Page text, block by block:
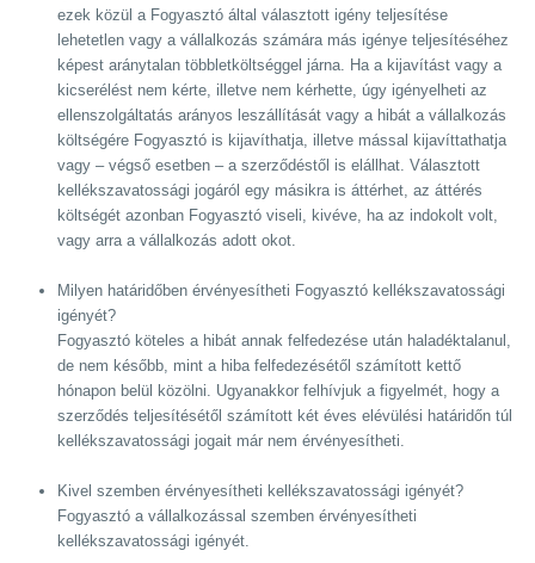
ezek közül a Fogyasztó által választott igény teljesítése
lehetetlen vagy a vállalkozás számára más igénye teljesítéséhez
képest aránytalan többletköltséggel járna. Ha a kijavítást vagy a
kicserélést nem kérte, illetve nem kérhette, úgy igényelheti az
ellenszolgáltatás arányos leszállítását vagy a hibát a vállalkozás
költségére Fogyasztó is kijavíthatja, illetve mással kijavíttathatja
vagy – végső esetben – a szerződéstől is elállhat. Választott
kellékszavatossági jogáról egy másikra is áttérhet, az áttérés
költségét azonban Fogyasztó viseli, kivéve, ha az indokolt volt,
vagy arra a vállalkozás adott okot.
Milyen határidőben érvényesítheti Fogyasztó kellékszavatossági
igényét?
Fogyasztó köteles a hibát annak felfedezése után haladéktalanul,
de nem később, mint a hiba felfedezésétől számított kettő
hónapon belül közölni. Ugyanakkor felhívjuk a figyelmét, hogy a
szerződés teljesítésétől számított két éves elévülési határidőn túl
kellékszavatossági jogait már nem érvényesítheti.
Kivel szemben érvényesítheti kellékszavatossági igényét?
Fogyasztó a vállalkozással szemben érvényesítheti
kellékszavatossági igényét.